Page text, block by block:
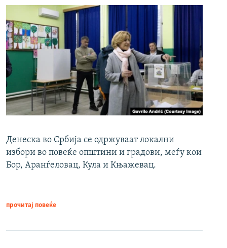
Денеска во Србија се одржуваат локални
избори во повеќе општини и градови, меѓу кои
Бор, Аранѓеловац, Кула и Књажевац.
прочитај повеќе